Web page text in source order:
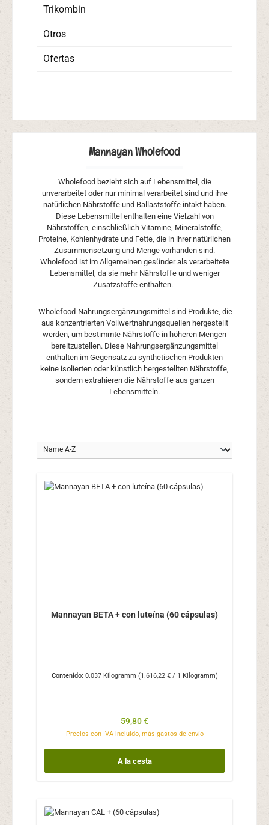
Trikombin
Otros
Ofertas
Mannayan Wholefood
Wholefood bezieht sich auf Lebensmittel, die
unverarbeitet oder nur minimal verarbeitet sind und ihre
natürlichen Nährstoffe und Ballaststoffe intakt haben.
Diese Lebensmittel enthalten eine Vielzahl von
Nährstoffen, einschließlich Vitamine, Mineralstoffe,
Proteine, Kohlenhydrate und Fette, die in ihrer natürlichen
Zusammensetzung und Menge vorhanden sind.
Wholefood ist im Allgemeinen gesünder als verarbeitete
Lebensmittel, da sie mehr Nährstoffe und weniger
Zusatzstoffe enthalten.
Wholefood-Nahrungsergänzungsmittel sind Produkte, die
aus konzentrierten Vollwertnahrungsquellen hergestellt
werden, um bestimmte Nährstoffe in höheren Mengen
bereitzustellen. Diese Nahrungsergänzungsmittel
enthalten im Gegensatz zu synthetischen Produkten
keine isolierten oder künstlich hergestellten Nährstoffe,
sondern extrahieren die Nährstoffe aus ganzen
Lebensmitteln.
Mannayan BETA + con luteína (60 cápsulas)
Contenido: 0.037 Kilogramm (1.616,22 € / 1 Kilogramm)
Precio normal:
59,80 €
Precios con IVA incluido, más gastos de envío
A la cesta